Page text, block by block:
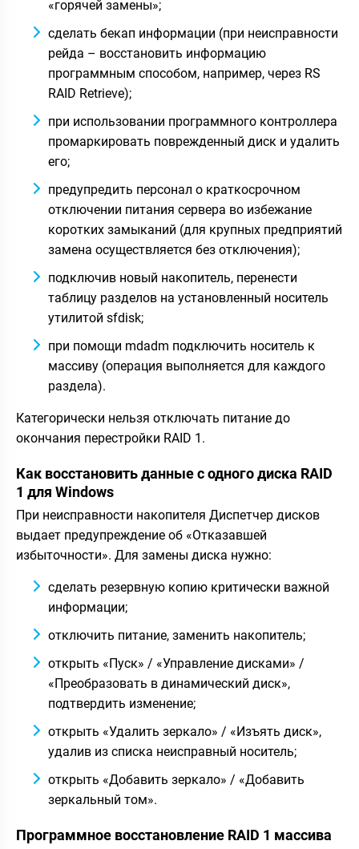
«горячей замены»;
сделать бекап информации (при неисправности
рейда – восстановить информацию
программным способом, например, через RS
RAID Retrieve);
при использовании программного контроллера
промаркировать поврежденный диск и удалить
его;
предупредить персонал о краткосрочном
отключении питания сервера во избежание
коротких замыканий (для крупных предприятий
замена осуществляется без отключения);
подключив новый накопитель, перенести
таблицу разделов на установленный носитель
утилитой sfdisk;
при помощи mdadm подключить носитель к
массиву (операция выполняется для каждого
раздела).
Категорически нельзя отключать питание до
окончания перестройки RAID 1.
Как восстановить данные с одного диска RAID
1 для Windows
При неисправности накопителя Диспетчер дисков
выдает предупреждение об «Отказавшей
избыточности». Для замены диска нужно:
сделать резервную копию критически важной
информации;
отключить питание, заменить накопитель;
открыть «Пуск» / «Управление дисками» /
«Преобразовать в динамический диск»,
подтвердить изменение;
открыть «Удалить зеркало» / «Изъять диск»,
удалив из списка неисправный носитель;
открыть «Добавить зеркало» / «Добавить
зеркальный том».
Программное восстановление RAID 1 массива